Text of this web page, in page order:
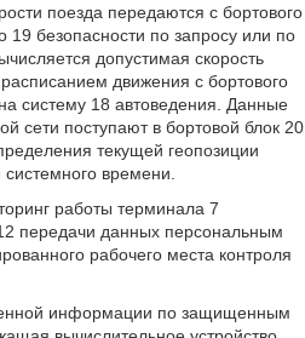
поезда передаются с бортового
19 безопасности по запросу или по
допустимая скорость
движения с бортового
систему 18 автоведения. Данные
сети поступают в бортовой блок 20
текущей геопозиции
времени.
работы терминала 7
передачи данных персональным
рабочего места контроля
информации по защищенным